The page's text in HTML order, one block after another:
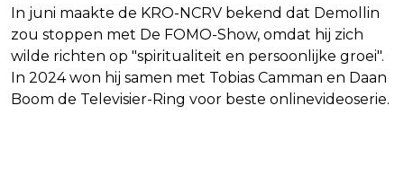
In juni maakte de KRO-NCRV bekend dat Demollin
zou stoppen met De FOMO-Show, omdat hij zich
wilde richten op "spiritualiteit en persoonlijke groei".
In 2024 won hij samen met Tobias Camman en Daan
Boom de Televisier-Ring voor beste onlinevideoserie.